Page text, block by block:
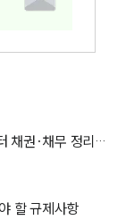
법인해산비용 기준은? 법인해산 결의 방법부터 채권·채무 정리까지 정리
할 규제사항